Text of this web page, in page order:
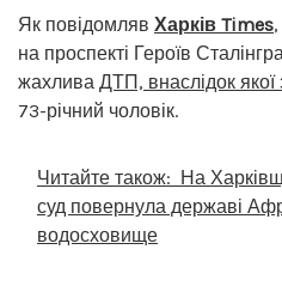
Як повідомляв Харків Times
на проспекті Героїв
жахлива ДТП, внаслідок якої
73-річний чоловік.
Читайте також: На
суд повернула державі
водосховище